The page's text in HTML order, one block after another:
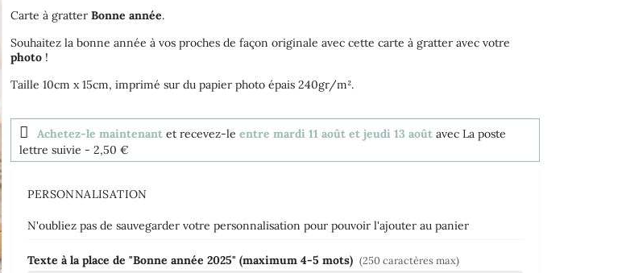
Carte à gratter Bonne année.
Souhaitez la bonne année à vos proches de façon originale avec cette carte à gratter avec votre
photo !
Taille 10cm x 15cm, imprimé sur du papier photo épais 240gr/m².
Achetez-le maintenant et recevez-leentre mardi 11 août et jeudi 13 août avec La poste
lettre suivie - 2,50 €
PERSONNALISATION
N'oubliez pas de sauvegarder votre personnalisation pour pouvoir l'ajouter au panier
Texte à la place de "Bonne année 2025" (maximum 4-5 mots) (250 caractères max)